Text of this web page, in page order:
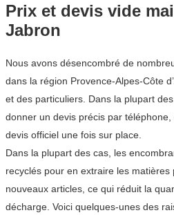
Prix et devis vide
Jabron
Nous avons désencombré de
dans la région Provence-Alpes-Côte
et des particuliers. Dans la plupart
donner un devis précis par
devis officiel une fois sur place.
Dans la plupart des cas, les
recyclés pour en extraire les
nouveaux articles, ce qui réduit la
décharge. Voici quelques-unes des